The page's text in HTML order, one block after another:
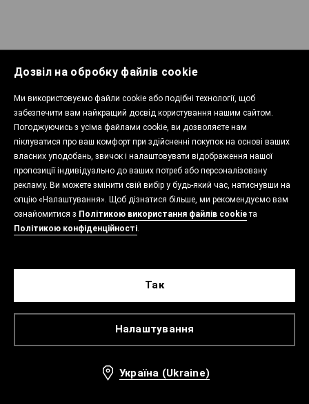
Дозвіл на обробку файлів cookie
Ми використовуємо файли cookie або подібні технології, щоб
забезпечити вам найкращий досвід користування нашим сайтом.
Погоджуючись з усіма файлами cookie, ви дозволяєте нам
піклуватися про ваш комфорт при здійсненні покупок на основі ваших
власних уподобань, звичок і налаштовувати відображення нашої
пропозиції індивідуально до ваших потреб або персоналізовану
рекламу. Ви можете змінити свій вибір у будь-який час, натиснувши на
опцію «Налаштування». Щоб дізнатися більше, ми рекомендуємо вам
ознайомитися з Політикою використання файлів cookieта
Політикою конфіденційності.
Налаштування
Так
Україна (Ukraine)